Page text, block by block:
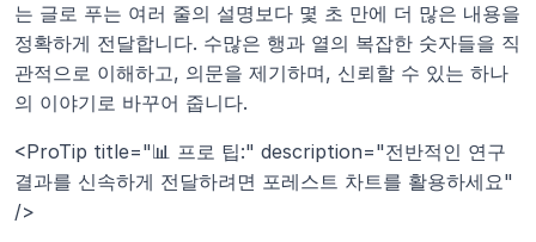
는 글로 푸는 여러 줄의 설명보다 몇 초 만에 더 많은 내용을
정확하게 전달합니다. 수많은 행과 열의 복잡한 숫자들을 직
관적으로 이해하고, 의문을 제기하며, 신뢰할 수 있는 하나
의 이야기로 바꾸어 줍니다.
<ProTip title="📊 프로 팁:" description="전반적인 연구
결과를 신속하게 전달하려면 포레스트 차트를 활용하세요"
/>